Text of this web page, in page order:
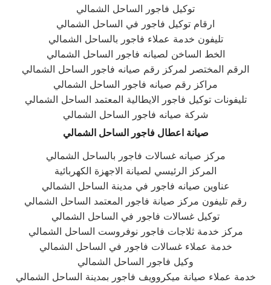
توكيل فاجور الساحل الشمالي
ارقام توكيل فاجور في الساحل الشمالي
تليفون خدمة عملاء فاجور بالساحل الشمالي
الخط الساخن لصيانه فاجور الساحل الشمالي
الرقم المختصر لمركز رقم صيانه فاجور الساحل الشمالي
مراكز رقم صيانه فاجور الساحل الشمالي
تليفونات توكيل فاجور الايطالية المعتمد الساحل الشمالي
شركة صيانه فاجور الساحل الشمالي
صيانة اعطال فاجور الساحل الشمالي
مركز صيانه غسالات فاجور بالساحل الشمالي
المركز الرئيسي لصيانة الاجهزة الكهربائية
عناوين صيانه فاجور في مدينة الساحل الشمالي
رقم تليفون مركز صيانة فاجور المعتمد الساحل الشمالي
توكيل غسالات فاجور في الساحل الشمالي
مركز خدمة ثلاجات فاجور نوفروست الساحل الشمالي
خدمة عملاء غسالات فاجور في الساحل الشمالي
وكيل فاجور الساحل الشمالي
خدمة عملاء صيانة ميكروويف فاجور بمدينة الساحل الشمالي